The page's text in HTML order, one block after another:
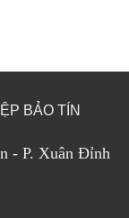
BẢO TÍN
- P. Xuân Đỉnh